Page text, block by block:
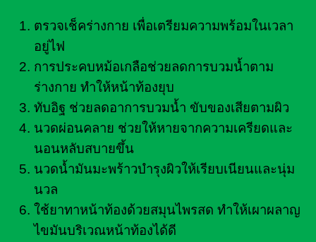
ตรวจเช็คร่างกาย เพื่อเตรียมความพร้อมในเวลา
อยู่ไฟ
การประคบหม้อเกลือช่วยลดการบวมน้ำตาม
ร่างกาย ทำให้หน้าท้องยุบ
ทับอิฐ ช่วยลดอาการบวมน้ำ ขับของเสียตามผิว
นวดผ่อนคลาย ช่วยให้หายจากความเครียดและ
นอนหลับสบายขึ้น
นวดน้ำมันมะพร้าวบำรุงผิวให้เรียบเนียนและนุ่ม
นวล
ใช้ยาทาหน้าท้องด้วยสมุนไพรสด ทำให้เผาผลาญ
ไขมันบริเวณหน้าท้องได้ดี